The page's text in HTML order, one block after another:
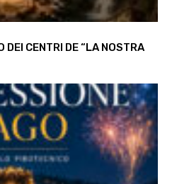
DEI CENTRI DE “LA NOSTRA